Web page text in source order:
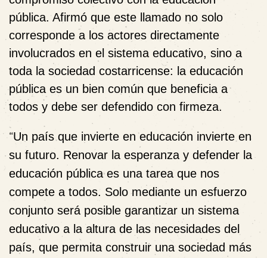
pública. Afirmó que este llamado no solo
corresponde a los actores directamente
involucrados en el sistema educativo, sino a
toda la sociedad costarricense: la educación
pública es un bien común que beneficia a
todos y debe ser defendido con firmeza.
“Un país que invierte en educación invierte en
su futuro. Renovar la esperanza y defender la
educación pública es una tarea que nos
compete a todos. Solo mediante un esfuerzo
conjunto será posible garantizar un sistema
educativo a la altura de las necesidades del
país, que permita construir una sociedad más